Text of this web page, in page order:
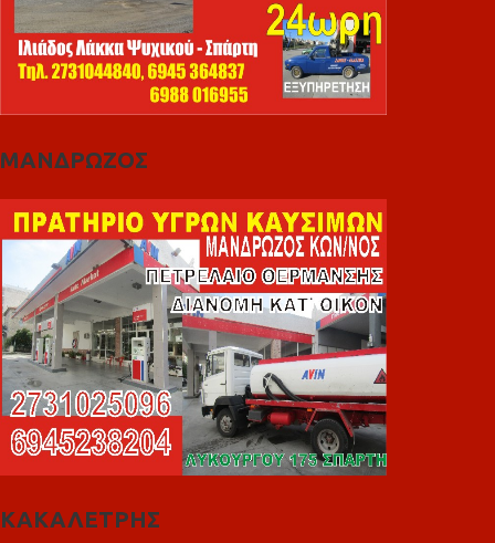
ΜΑΝΔΡΩΖΟΣ
ΚΑΚΑΛΕΤΡΗΣ